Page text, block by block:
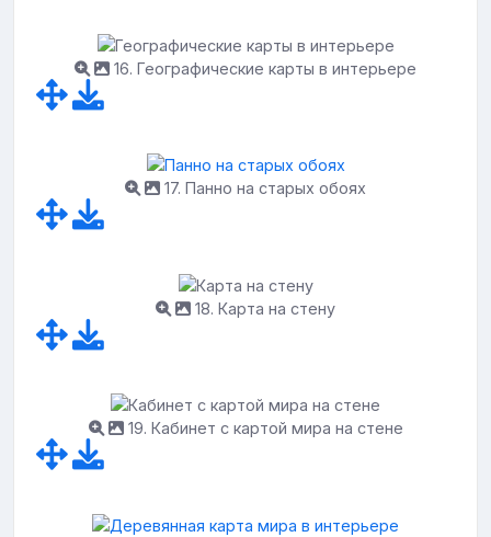
16. Географические карты в интерьере
17. Панно на старых обоях
18. Карта на стену
19. Кабинет с картой мира на стене